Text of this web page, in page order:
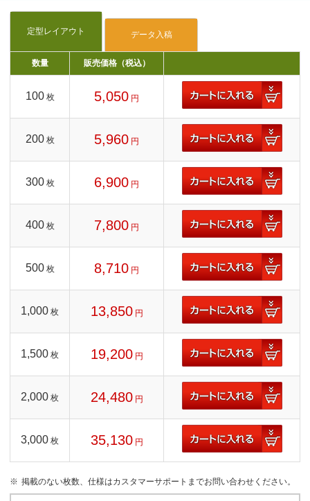
数量 販売価格（税込）
100 枚 5,050 円
200 枚 5,960 円
300 枚 6,900 円
400 枚 7,800 円
500 枚 8,710 円
1,000 枚 13,850 円
1,500 枚 19,200 円
2,000 枚 24,480 円
3,000 枚 35,130 円
掲載のない枚数、仕様はカスタマーサポートまでお問い合わせください。